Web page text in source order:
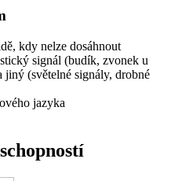
kdy nelze dosáhnout
signál (budík, zvonek u
jiný (světelné signály, drobné
jazyka